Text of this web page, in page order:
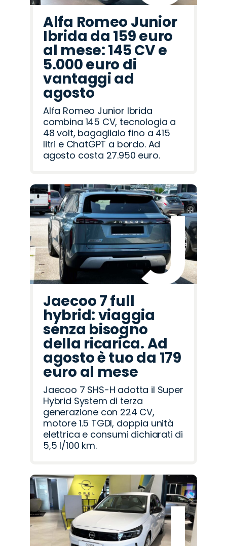
Alfa Romeo Junior
Ibrida da 159 euro
al mese: 145 CV e
5.000 euro di
vantaggi ad
agosto
Alfa Romeo Junior Ibrida
combina 145 CV, tecnologia a
48 volt, bagagliaio fino a 415
litri e ChatGPT a bordo. Ad
agosto costa 27.950 euro.
Jaecoo 7 full
hybrid: viaggia
senza bisogno
della ricarica. Ad
agosto è tuo da 179
euro al mese
Jaecoo 7 SHS-H adotta il Super
Hybrid System di terza
generazione con 224 CV,
motore 1.5 TGDI, doppia unità
elettrica e consumi dichiarati di
5,5 l/100 km.